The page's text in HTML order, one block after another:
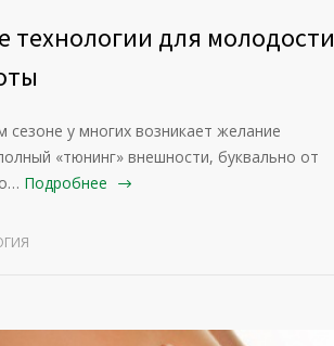
технологии для молодости
сезоне у многих возникает желание
«тюнинг» внешности, буквально от
Подробнее